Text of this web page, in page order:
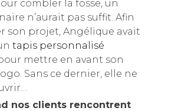
combler la fosse, un
n’aurait pas suffit. Afin
son projet, Angélique avait
tapis personnalisé
mettre en avant son
Sans ce dernier, elle ne
nos clients rencontrent